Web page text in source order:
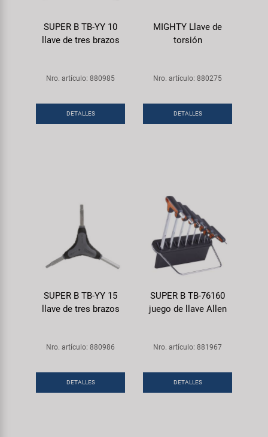
SUPER B TB-YY 10
llave de tres brazos
Nro. artículo: 880985
DETALLES
MIGHTY Llave de
torsión
Nro. artículo: 880275
DETALLES
SUPER B TB-YY 15
llave de tres brazos
Nro. artículo: 880986
DETALLES
SUPER B TB-76160
juego de llave Allen
Nro. artículo: 881967
DETALLES